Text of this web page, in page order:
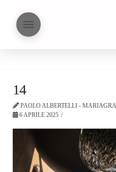
14
PAOLO ALBERTELLI -
6 APRILE 2025